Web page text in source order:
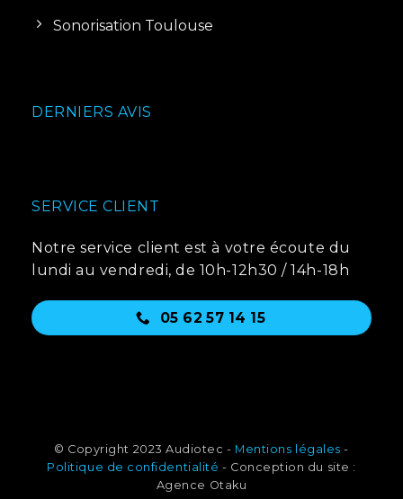
Sonorisation Toulouse
DERNIERS AVIS
SERVICE CLIENT
Notre service client est à votre écoute du
lundi au vendredi, de 10h-12h30 / 14h-18h
05 62 57 14 15
© Copyright 2023 Audiotec - Mentions légales -
Politique de confidentialité - Conception du site :
Agence Otaku